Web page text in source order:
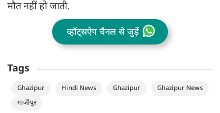
मौत नहीं हो जाती.
व्हॉट्सऐप चैनल से जुड़ें
Tags
Ghazipur Hindi News Ghazipur
Ghazipur News
गाजीपुर